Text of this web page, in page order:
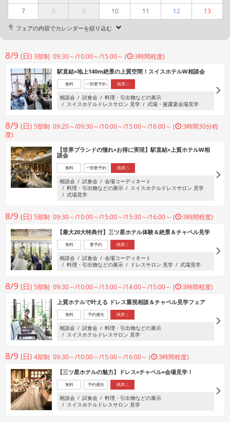
7
8 9 10 11 12 13
フェアの内容でカレンダーを絞り込む
8/9 (日) 3部制 09:30～/10:00～/15:00～ ( :3時間程度)
駅直結×地上140m絶景の上質空間！スイスホテルW相談会
無料 一部要予約 残席△
相談会 試食会
料理・引出物などの展示
スイスホテルドレスサロン 見学
式場・披露宴会場見学
8/9 (日) 5部制 09:20～/09:30～/10:00～/15:00～/16:00～ (
:3時間30分程
度)
【世界ブランドの憧れ×お得に実現】駅直結×上質ホテルW相
談会
無料 一部要予約 残席△
相談会 試食会
会場コーディネート
料理・引出物などの展示
スイスホテルドレスサロン 見学
式場見学
8/9 (日) 5部制 09:30～/10:00～/15:00～/15:30～/16:00～ ( :3時間程度)
【最大20大特典付】三ツ星ホテル体験＆絶景＆チャペル見学
無料 要予約 残席△
相談会 試食会
会場コーディネート
料理・引出物などの展示
ドレスサロン 見学 式場見学
8/9 (日) 5部制 09:30～/10:00～/13:00～/14:00～/15:00～ ( :3時間程度)
上質ホテルで叶える ドレス重視相談＆チャペル見学フェア
無料 予約優先 残席△
相談会 試食会
料理・引出物などの展示
スイスホテルドレスサロン 見学
8/9 (日) 4部制 09:30～/10:00～/15:00～/16:00～ ( :3時間程度)
【三ツ星ホテルの魅力】ドレス×チャペル×会場見学！
無料 予約優先 残席△
相談会 試食会
料理・引出物などの展示
スイスホテルドレスサロン 見学